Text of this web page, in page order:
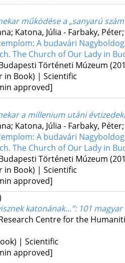
működése a „sanyarú
Katona, Júlia - Farbaky,
A budavári
The Church of Our Lady in
Történeti Múzeum
in Book) | Scientific
approved]
a millenium utáni
Katona, Júlia - Farbaky,
A budavári
The Church of Our Lady in
Történeti Múzeum
in Book) | Scientific
approved]
katonának…”: 101
Centre for the
| Scientific
approved]